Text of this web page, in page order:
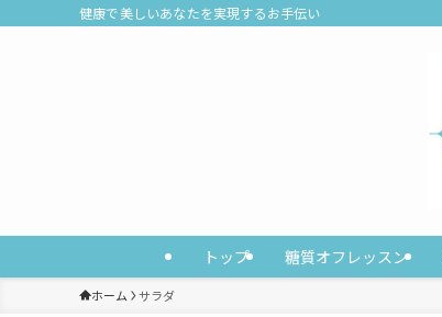
健康で美しいあなたを実現するお手伝い
トップ 糖質オフレッスン
ホーム サラダ